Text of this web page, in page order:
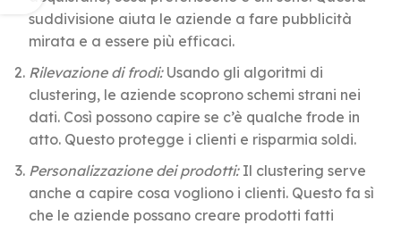
suddivisione aiuta le aziende a fare pubblicità
mirata e a essere più efficaci.
Rilevazione di frodi:Usando gli algoritmi di
clustering, le aziende scoprono schemi strani nei
dati. Così possono capire se c’è qualche frode in
atto. Questo protegge i clienti e risparmia soldi.
Personalizzazione dei prodotti:Il clustering serve
anche a capire cosa vogliono i clienti. Questo fa sì
che le aziende possano creare prodotti fatti